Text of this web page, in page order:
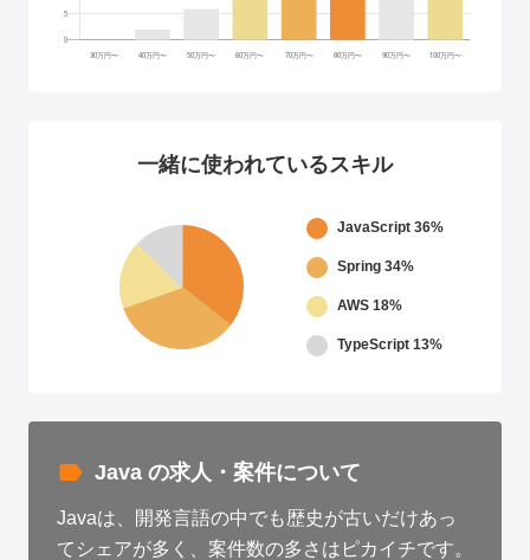
一緒に使われているスキル
JavaScript 36%
Spring 34%
AWS 18%
TypeScript 13%
Java の求人・案件について
Javaは、開発言語の中でも歴史が古いだけあっ
てシェアが多く、案件数の多さはピカイチです。